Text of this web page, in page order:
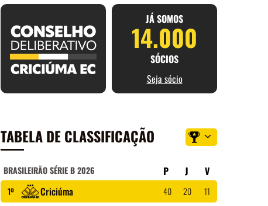
JÁ SOMOS
14.000
SÓCIOS
Seja sócio
TABELA DE CLASSIFICAÇÃO
BRASILEIRÃO SÉRIE B 2026 P J V
1º Criciúma 40 20
11